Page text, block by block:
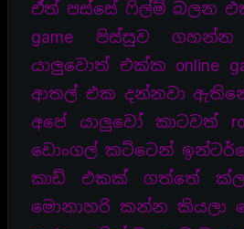
ඒත් පස්සේ ෆිල්ම් බලන
game පිස්සුව
යාලුවොත් එක්ක online
ආතල් එක දන්නවා
අපේ යාලුවෝ කාටවත්
ඩොංගල් කට්ටෙන්
කාඩ් එකක් ගත්තේ
මොනාහරි කන්න කියලා